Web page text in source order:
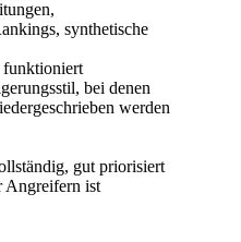
synthetische
funktioniert
bei denen
werden
gut priorisiert
Angreifern ist